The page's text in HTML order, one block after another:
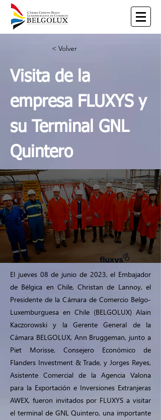
< Volver
Visita de la
empresa FLUXYS y
su Terminal GNL
Quintero
El jueves 08 de junio de 2023, el Embajador
de Bélgica en Chile, Christan de Lannoy, el
Presidente de la Cámara de Comercio Belgo-
Luxemburguesa en Chile (BELGOLUX) Alain
Kaczorowski y la Gerente General de la
Cámara BELGOLUX, Ann Bruggeman, junto a
Piet Morisse, Consejero Económico de
Flanders Investment & Trade, y Jorges Reyes,
Asistente Comercial de la Agencia Valona
para la Exportación e Inversiones Extranjeras
AWEX, fueron invitados por FLUXYS a visitar
el terminal de GNL Quintero, una importante